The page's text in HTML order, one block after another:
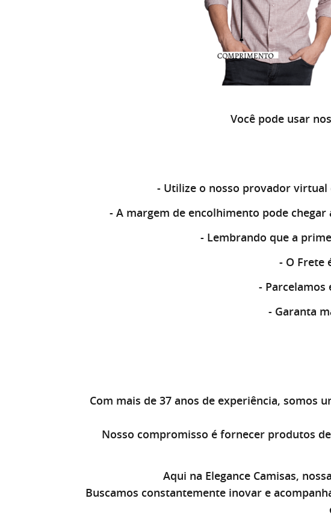
Você pode usar
- Utilize o nosso provador virtual
- A margem de encolhimento pode
- Lembrando que a
- O Frete
- Parcelamos
- Garanta
Com mais de 37 anos de experiência, somos
Nosso compromisso é fornecer produtos
Aqui na Elegance Camisas,
Buscamos constantemente inovar e